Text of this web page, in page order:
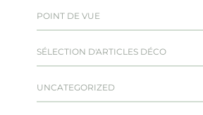
POINT DE VUE
SÉLECTION D'ARTICLES DÉCO
UNCATEGORIZED